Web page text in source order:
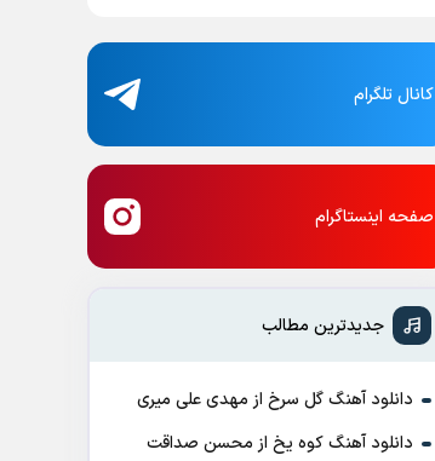
کانال تلگرام
صفحه اینستاگرام
جدیدترین مطالب
دانلود آهنگ گل سرخ از مهدی علی میری
دانلود آهنگ کوه یخ از محسن صداقت